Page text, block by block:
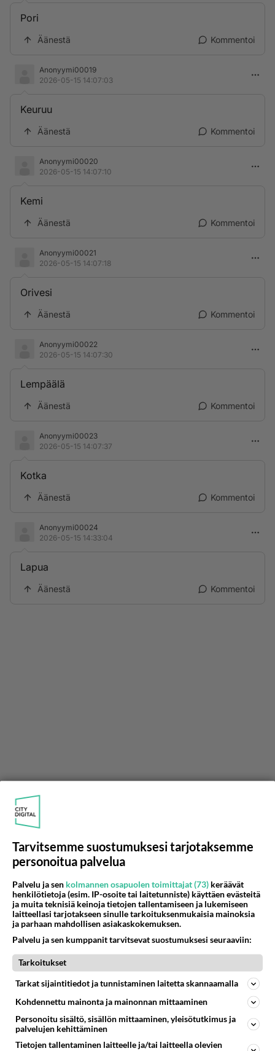
Pori
Äänestä Kommentoi
Anonyymi00019
2026-05-15 14:07:03
Keuruu
Äänestä Kommentoi
Anonyymi00020
2026-05-15 14:07:10
Kemi
Äänestä Kommentoi
Anonyymi00021
2026-05-15 14:07:18
Orivesi
Äänestä Kommentoi
Anonyymi00022
2026-05-15 14:07:30
Lempäälä
Äänestä Kommentoi
Anonyymi00023
2026-05-15 14:07:37
Kotka
Äänestä Kommentoi
Anonyymi00024
2026-05-15 14:33:04
Lapua
Äänestä Kommentoi
Anonyymi00027
Joensuu
Äänestä Kommentoi
Anonyymi00028
2026-05-15 18:41:49
Parkano
Äänestä Kommentoi
2026-05-15 18:42:02
Tarvitsemme suostumuksesi tarjotaksemme
personoitua palvelua
Palvelu ja sen kolmannen osapuolen toimittajat (73) keräävät
henkilötietoja (esim. IP-osoite tai laitetunniste) käyttäen evästeitä
ja muita teknisiä keinoja tietojen tallentamiseen ja lukemiseen
laitteellasi tarjotakseen sinulle tarkoituksenmukaisia mainoksia
ja parhaan mahdollisen asiakaskokemuksen.
Palvelu ja sen kumppanit tarvitsevat suostumuksesi seuraaviin:
Tarkoitukset
Tarkat sijaintitiedot ja tunnistaminen laitetta skannaamalla
Kohdennettu mainonta ja mainonnan mittaaminen
Personoitu sisältö, sisällön mittaaminen, yleisötutkimus ja
palvelujen kehittäminen
Tietojen tallentaminen laitteelle ja/tai laitteella olevien